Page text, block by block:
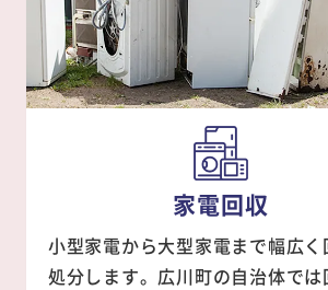
家電回収
小型家電から大型家電まで幅広く
処分します。広川町の自治体では